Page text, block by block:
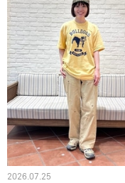
2026.07.25